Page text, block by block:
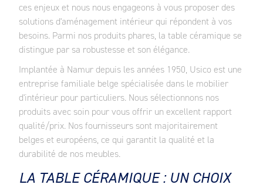
ces enjeux et nous nous engageons à vous proposer des
solutions d'aménagement intérieur qui répondent à vos
besoins. Parmi nos produits phares, la table céramique se
distingue par sa robustesse et son élégance.
Implantée à Namur depuis les années 1950, Usico est une
entreprise familiale belge spécialisée dans le mobilier
d'intérieur pour particuliers. Nous sélectionnons nos
produits avec soin pour vous offrir un excellent rapport
qualité/prix. Nos fournisseurs sont majoritairement
belges et européens, ce qui garantit la qualité et la
durabilité de nos meubles.
LA TABLE CÉRAMIQUE : UN CHOIX